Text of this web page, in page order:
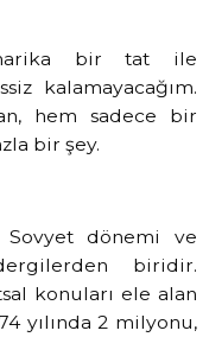
harika bir tat ile
kalamayacağım.
hem sadece bir
bir şey.
Sovyet dönemi ve
biridir.
konuları ele alan
yılında 2 milyonu,